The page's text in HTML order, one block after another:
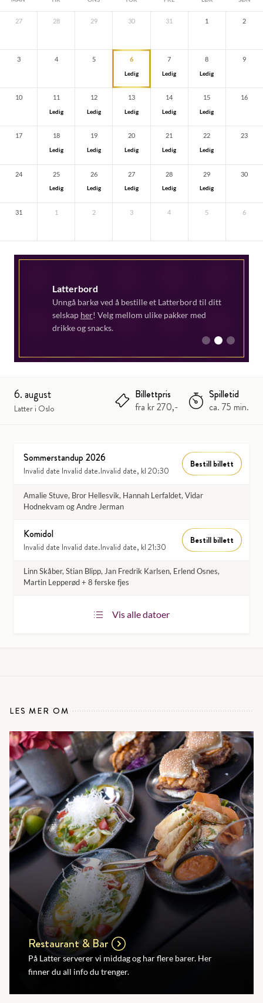
27 28 29 30 31 1 2
3 4 5 6
Ledig
7
Ledig
8
Ledig
9
10 11
Ledig
12
Ledig
13
Ledig
14
Ledig
15
Ledig
16
17 18
Ledig
19
Ledig
20
Ledig
21
Ledig
22
Ledig
23
24 25
Ledig
26
Ledig
27
Ledig
28
Ledig
29
Ledig
30
31 1 2 3 4 5 6
Latterbord
Unngå barkø ved å bestille et Latterbord til ditt
selskap her! Velg mellom ulike pakker med
drikke og snacks.
1 2 3
6. august
Latter i Oslo
Billettpris
fra kr 270,-
Spilletid
ca. 75 min.
Sommerstandup 2026
Invalid date Invalid date.Invalid date, kl 20:30
Bestill billett
Amalie Stuve, Bror Hellesvik, Hannah Lerfaldet, Vidar
Hodnekvam og Andre Jerman
Komidol
Invalid date Invalid date.Invalid date, kl 21:30
Bestill billett
Linn Skåber, Stian Blipp, Jan Fredrik Karlsen, Erlend Osnes,
Martin Lepperød + 8 ferske fjes
Vis alle datoer
LES MER OM
Restaurant & Bar
På Latter serverer vi middag og har flere barer. Her
finner du all info du trenger.